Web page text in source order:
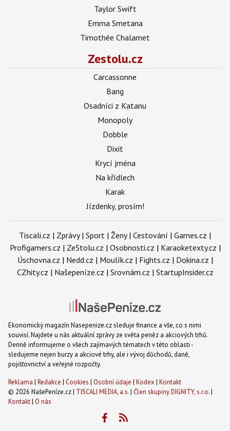
Taylor Swift
Emma Smetana
Timothée Chalamet
Zestolu.cz
Carcassonne
Bang
Osadníci z Katanu
Monopoly
Dobble
Dixit
Krycí jména
Na křídlech
Karak
Jízdenky, prosím!
Tiscali.cz | Zprávy| Sport | Ženy| Cestování | Games.cz |
Profigamers.cz | ZeStolu.cz | Osobnosti.cz | Karaoketexty.cz |
Úschovna.cz | Nedd.cz | Moulík.cz | Fights.cz | Dokina.cz |
CZhity.cz | Našepeníze.cz | Srovnám.cz | StartupInsider.cz
Ekonomický magazín Nasepenize.cz sleduje finance a vše, co s nimi
souvisí. Najdete u nás aktuální zprávy ze světa peněz a akciových trhů.
Denně informujeme o všech zajímavých tématech v této oblasti -
sledujeme nejen burzy a akciové trhy, ale i vývoj důchodů, daně,
pojišťovnictví a veřejné rozpočty.
Reklama | Redakce | Cookies | Osobní údaje | Kodex | Kontakt
© 2026 NašePeníze.cz | TISCALI MEDIA, a.s.| Člen skupiny DIGNITY, s.r.o.|
Kontakt| O nás